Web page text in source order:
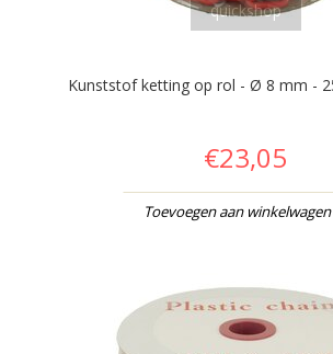
quickshop
Kunststof ketting op rol - Ø 8 mm -
€23,05
Toevoegen aan winkelwagen